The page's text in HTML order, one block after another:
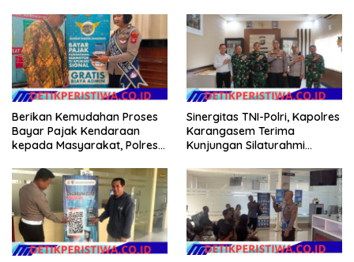
Almatsus dan Simulasi Taktis
Dalmas
Bali
Berikan Kemudahan Proses
Bayar Pajak Kendaraan
kepada Masyarakat, Polres
SosialisasikanAplikasi Signal
Samsat
Sinergitas TNI-Polri, Kapolres
Karangasem Terima
Kunjungan Silaturahmi
yang Baru